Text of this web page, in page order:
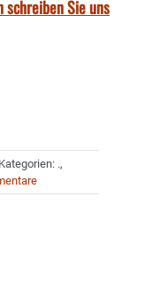
schreiben Sie uns
Kategorien: .,